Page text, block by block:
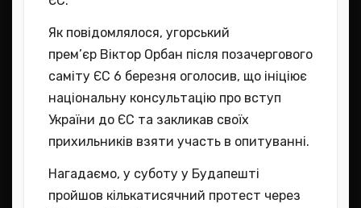
Як повідомлялося, угорський
прем’єр Віктор Орбан після позачергового
саміту ЄС 6 березня оголосив, що ініціює
національну консультацію про вступ
України до ЄС та закликав своїх
прихильників взяти участь в опитуванні.
Нагадаємо, у суботу у Будапешті
пройшов кількатисячний протест через